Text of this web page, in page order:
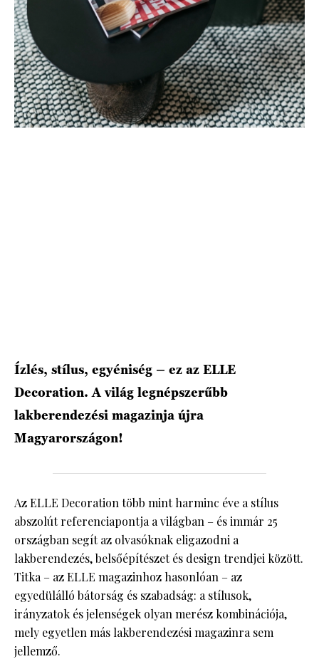
HÍRLEVÉL
Ízlés, stílus, egyéniség – ez az ELLE
Decoration. A világ legnépszerűbb
lakberendezési magazinja újra
Magyarországon!
Az ELLE Decoration több mint harminc éve a stílus
abszolút referenciapontja a világban – és immár 25
országban segít az olvasóknak eligazodni a
lakberendezés, belsőépítészet és design trendjei között.
Titka – az ELLE magazinhoz hasonlóan – az
egyedülálló bátorság és szabadság: a stílusok,
irányzatok és jelenségek olyan merész kombinációja,
mely egyetlen más lakberendezési magazinra sem
jellemző.